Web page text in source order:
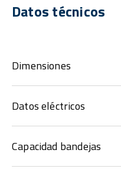
Datos técnicos
Dimensiones
Datos eléctricos
Capacidad bandejas